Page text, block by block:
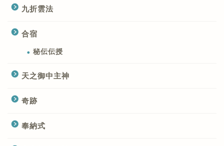
九折雲法
合宿
秘伝伝授
天之御中主神
奇跡
奉納式